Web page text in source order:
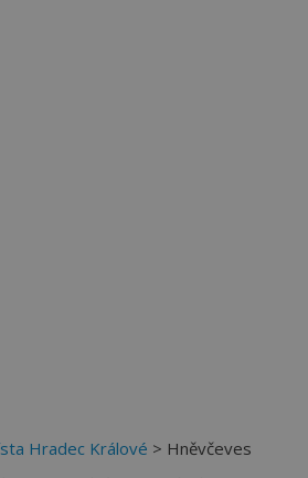
Hradec Králové > Hněvčeves